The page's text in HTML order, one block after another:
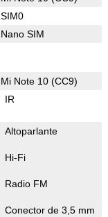
SIM0
Nano SIM
Mi Note 10 (CC9)
IR
Altoparlante
Hi-Fi
Radio FM
Conector de 3,5 mm